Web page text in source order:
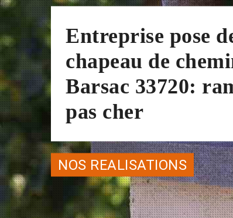
Entreprise pose
chapeau de
Barsac 33720:
pas cher
NOS REALISATIONS